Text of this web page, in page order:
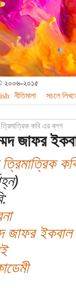
© ২০০৬-২০১৫
নীতিমালা সচলে
ত্রিমাত্রিক কবি এর ব্লগ
জাফর
ত্রিমাত্রিক
জাফর ইকবাল